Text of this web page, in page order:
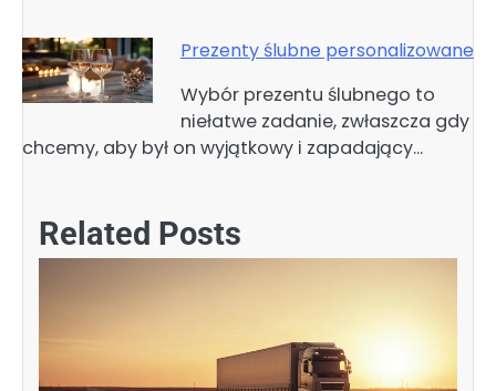
Prezenty ślubne personalizowane
Wybór prezentu ślubnego to
niełatwe zadanie, zwłaszcza gdy
chcemy, aby był on wyjątkowy i zapadający…
Related Posts